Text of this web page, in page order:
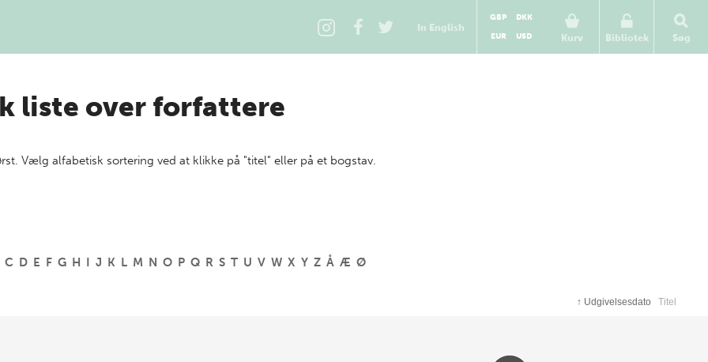
In English
Kurv
GBP
DKK
EUR
USD Bibliotek Søg
liste over forfattere
Vælg alfabetisk sortering ved at klikke på "titel" eller på et bogstav.
C D E F G H I J K L M N O P Q R S T U V W X Y Z Å Æ Ø
↑ Udgivelsesdato Titel